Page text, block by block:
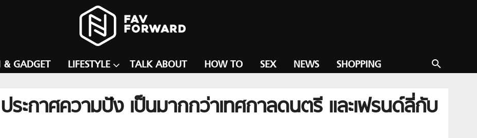
search
& GADGET LIFESTYLE TALK ABOUT HOW TO SEX NEWS SHOPPING
กาศความปัง เป็นมากกว่าเทศกาลดนตรี และเฟรนด์ลี่กับ